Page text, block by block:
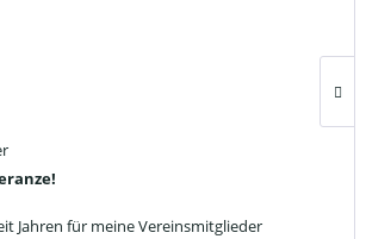
Jahren für meine Vereinsmitglieder